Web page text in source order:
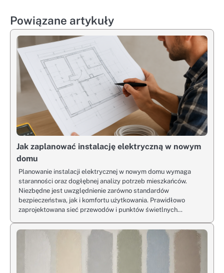
Powiązane artykuły
Jak zaplanować instalację elektryczną w nowym
domu
Planowanie instalacji elektrycznej w nowym domu wymaga
staranności oraz dogłębnej analizy potrzeb mieszkańców.
Niezbędne jest uwzględnienie zarówno standardów
bezpieczeństwa, jak i komfortu użytkowania. Prawidłowo
zaprojektowana sieć przewodów i punktów świetlnych…